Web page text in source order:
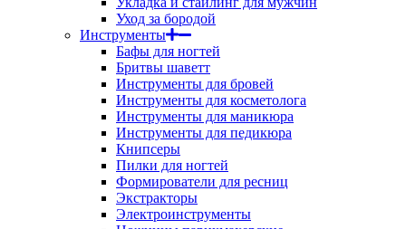
Уход за бородой
Инструменты
Бафы для ногтей
Бритвы шаветт
Инструменты для бровей
Инструменты для косметолога
Инструменты для маникюра
Инструменты для педикюра
Книпсеры
Пилки для ногтей
Формирователи для ресниц
Экстракторы
Электроинструменты